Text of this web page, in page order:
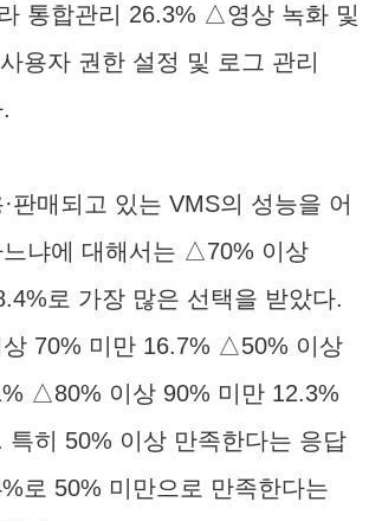
통합관리 26.3% △영상 녹화 및
용자 권한 설정 및 로그 관리
판매되고 있는 VMS의 성능을 어
느냐에 대해서는 △70% 이상
로 가장 많은 선택을 받았다.
70% 미만 16.7% △50% 이상
△80% 이상 90% 미만 12.3%
특히 50% 이상 만족한다는 응답
로 50% 미만으로 만족한다는